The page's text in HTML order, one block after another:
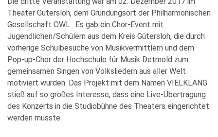
Theater Gütersloh, dem Gründungsort der Philharmonischen
Gesellschaft OWL . Es gab ein Chor-Event mit
Jugendlichen/Schülern aus dem Kreis Gütersloh, die durch
vorherige Schulbesuche von Musikvermittlern und dem
Pop-up-Chor der Hochschule für Musik Detmold zum
gemeinsamen Singen von Volksliedern aus aller Welt
motiviert wurden. Das Projekt mit dem Namen VIELKLANG
stieß auf so großes Interesse, dass eine Live-Übertragung
des Konzerts in die Studiobühne des Theaters eingerichtet
werden musste.